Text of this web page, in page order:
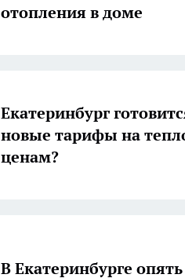
отопления в доме
Екатеринбург
новые тарифы на
ценам?
В Екатеринбурге